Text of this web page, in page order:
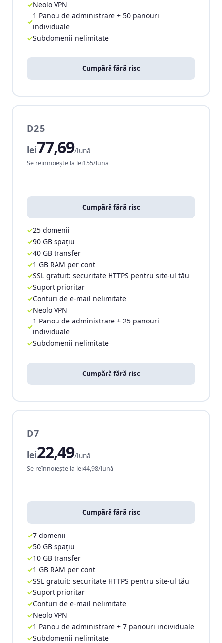
Neolo VPN
1 Panou de administrare + 50 panouri
individuale
Subdomenii nelimitate
Cumpără fără risc
D25
lei77,69/lună
Se reînnoiește la lei155/lună
Cumpără fără risc
25 domenii
90 GB spațiu
40 GB transfer
1 GB RAM per cont
SSL gratuit: securitate HTTPS pentru site-ul tău
Suport prioritar
Conturi de e-mail nelimitate
Neolo VPN
1 Panou de administrare + 25 panouri
individuale
Subdomenii nelimitate
Cumpără fără risc
D7
lei22,49/lună
Se reînnoiește la lei44,98/lună
Cumpără fără risc
7 domenii
50 GB spațiu
10 GB transfer
1 GB RAM per cont
SSL gratuit: securitate HTTPS pentru site-ul tău
Suport prioritar
Conturi de e-mail nelimitate
Neolo VPN
1 Panou de administrare + 7 panouri individuale
Subdomenii nelimitate